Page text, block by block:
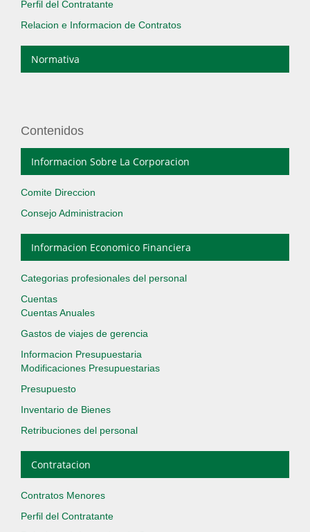
Perfil del Contratante
Relacion e Informacion de Contratos
Normativa
Contenidos
Informacion Sobre La Corporacion
Comite Direccion
Consejo Administracion
Informacion Economico Financiera
Categorias profesionales del personal
Cuentas
Cuentas Anuales
Gastos de viajes de gerencia
Informacion Presupuestaria
Modificaciones Presupuestarias
Presupuesto
Inventario de Bienes
Retribuciones del personal
Contratacion
Contratos Menores
Perfil del Contratante